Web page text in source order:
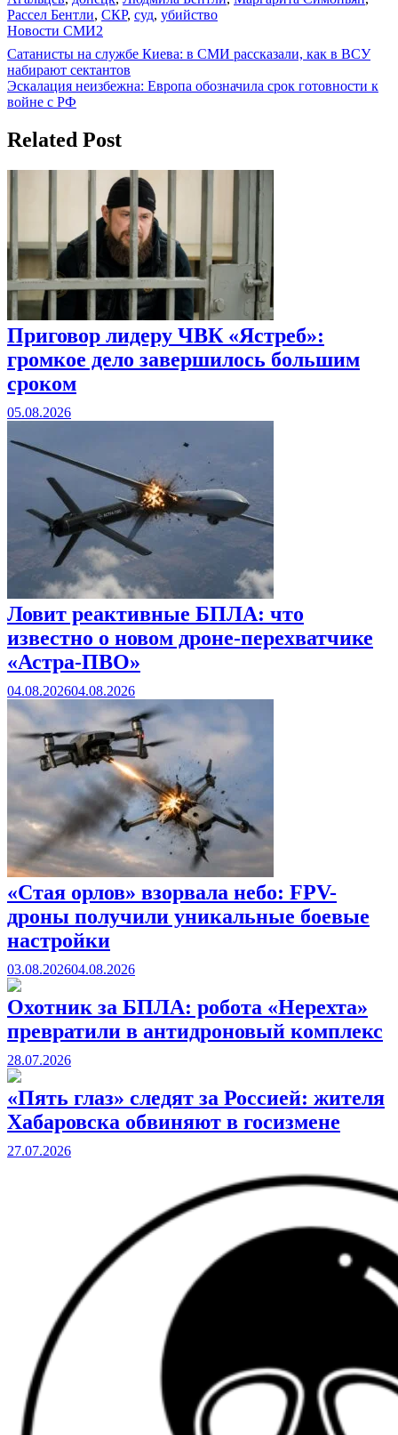
Рассел Бентли, СКР, суд, убийство
Новости СМИ2
Навигация
по
записям
Сатанисты на службе Киева: в СМИ рассказали, как в ВСУ
набирают сектантов
Эскалация неизбежна: Европа обозначила срок готовности к
войне с РФ
Related Post
Приговор лидеру ЧВК «Ястреб»:
громкое дело завершилось большим
сроком
05.08.2026
Ловит реактивные БПЛА: что
известно о новом дроне-перехватчике
«Астра-ПВО»
04.08.202604.08.2026
«Стая орлов» взорвала небо: FPV-
дроны получили уникальные боевые
настройки
03.08.202604.08.2026
Охотник за БПЛА: робота «Нерехта»
превратили в антидроновый комплекс
28.07.2026
«Пять глаз» следят за Россией: жителя
Хабаровска обвиняют в госизмене
27.07.2026